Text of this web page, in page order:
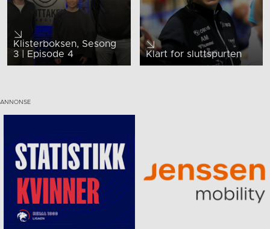
Klisterboksen, Sesong
3 | Episode 4
Klart for sluttspurten